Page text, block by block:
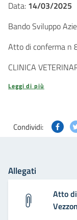
Data: 14/03/2025
Bando Sviluppo
Atto di conferma n
CLINICA
Leggi di più
Condividi:
Allegati
Atto